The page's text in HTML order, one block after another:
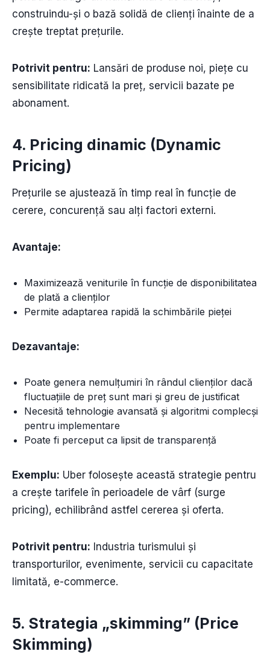
construindu-și o bază solidă de clienți înainte de a
crește treptat prețurile.
Potrivit pentru: Lansări de produse noi, piețe cu
sensibilitate ridicată la preț, servicii bazate pe
abonament.
4. Pricing dinamic (Dynamic
Pricing)
Prețurile se ajustează în timp real în funcție de
cerere, concurență sau alți factori externi.
Avantaje:
Maximizează veniturile în funcție de disponibilitatea
de plată a clienților
Permite adaptarea rapidă la schimbările pieței
Dezavantaje:
Poate genera nemulțumiri în rândul clienților dacă
fluctuațiile de preț sunt mari și greu de justificat
Necesită tehnologie avansată și algoritmi complecși
pentru implementare
Poate fi perceput ca lipsit de transparență
Exemplu: Uber folosește această strategie pentru
a crește tarifele în perioadele de vârf (surge
pricing), echilibrând astfel cererea și oferta.
Potrivit pentru: Industria turismului și
transporturilor, evenimente, servicii cu capacitate
limitată, e-commerce.
5. Strategia „skimming” (Price
Skimming)